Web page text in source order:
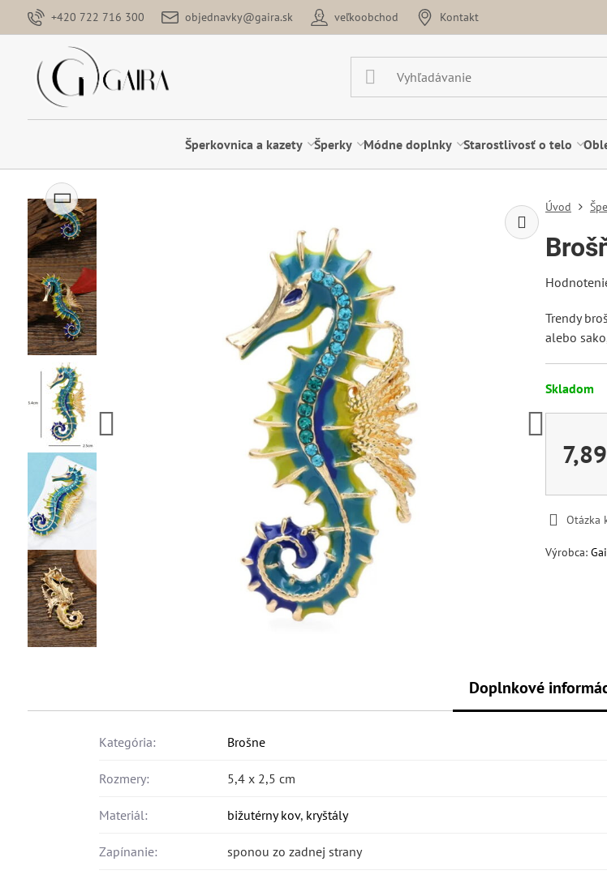
+420 722 716 300 objednavky@gaira.sk veľkoobchod Kontakt
Šperkovnica a kazety Šperky Módne doplnky Starostlivosť o telo
Úvod
Trendy
alebo
Skladom
Otázka
Výrobca:
Doplnkové
Kategória: Brošne
Rozmery: 5,4 x 2,5 cm
Materiál: bižutérny kov, kryštály
Zapínanie: sponou zo zadnej strany